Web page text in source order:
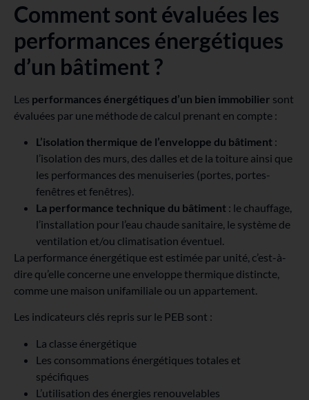
Comment sont évaluées les
performances énergétiques
d’un bâtiment ?
Les performances énergétiques d’un bien immobilier sont
évaluées par une méthode de calcul prenant en compte :
L’isolation thermique de l’enveloppe du bâtiment :
l’isolation des murs, des dalles et de la toiture ainsi que
les performances des menuiseries (portes, portes-
fenêtres et fenêtres).
La performance technique du bâtiment : le chauffage,
l’installation pour l’eau chaude sanitaire, le système de
ventilation et/ou climatisation éventuel.
La performance énergétique est estimée par unité, c’est-à-
dire qu’elle concerne une enveloppe thermique distincte,
comme une maison unifamiliale ou un appartement.
Les indicateurs clés repris sur le PEB sont :
La classe énergétique
Les consommations énergétiques totales et
spécifiques
L’utilisation des énergies renouvelables